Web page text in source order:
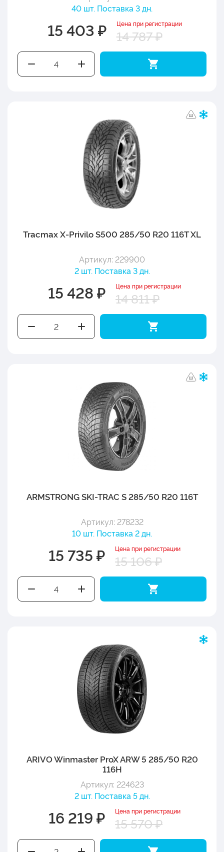
40 шт. Поставка 3 дн.
15 403 ₽ Цена при регистрации
14 787 ₽
Tracmax X-Privilo S500 285/50 R20 116T XL
Артикул: 229900
2 шт. Поставка 3 дн.
15 428 ₽ Цена при регистрации
14 811 ₽
ARMSTRONG SKI-TRAC S 285/50 R20 116T
Артикул: 278232
10 шт. Поставка 2 дн.
15 735 ₽ Цена при регистрации
15 106 ₽
ARIVO Winmaster ProX ARW 5 285/50 R20
116H
Артикул: 224623
2 шт. Поставка 5 дн.
16 219 ₽ Цена при регистрации
15 570 ₽